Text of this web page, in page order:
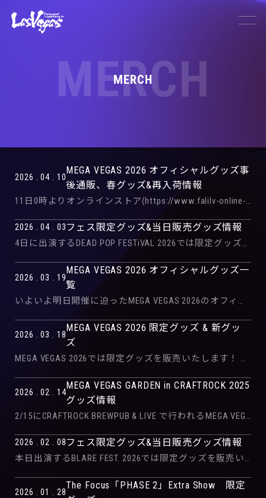
MERCH
MERCH
2026 . 04 . 10
MEGA VEGAS 2026 オフィシャルグッズ事
後通販、春グッズ&再入荷情報
2026 . 04 . 03フェス限定グッズ&当日販売グッズ情報
4日に出演するDEAD POP FESTiVAL 2026では限定グッズを販売いたします。 また、当日販売するグッズ一覧も公開しておりますので、限定グッズと合わせてご来場の方は是非みてみてくださいね！
2026 . 03 . 19
MEGA VEGAS 2026 オフィシャルグッズ一
覧
いよいよ明日開催に迫ったMEGA VEGAS 2026のオフィシャルグッズ一覧になります。 当日限定グッズもあるのでご来場予定の方はぜひゲットしてくださいね！ 20日開催のDay 1のチケットは完売致しました。 Day2 […]
2026 . 03 . 18
MEGA VEGAS 2026 限定グッズ & 新グッ
ズ
MEGA VEGAS 2026では限定グッズを販売いたします！ また、新グッズもありますので下記バナーをチェックの上、ご来場の皆さんはぜひどうぞ！
2026 . 02 . 14
MEGA VEGAS GARDEN in CRAFTROCK 2025
グッズ情報
2026 . 02 . 08フェス限定グッズ&当日販売グッズ情報
本日出演するBLARE FEST. 2026では限定グッズを販売いたします。 また、当日販売するグッズ一覧も公開しておりますので、限定グッズと合わせてご来場の方はぜひどうぞ！
2026 . 01 . 28
The Focus「PHASE 2」Extra Show 限定